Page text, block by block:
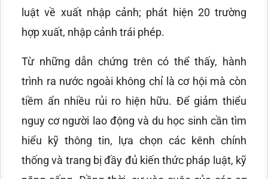
luật về xuất nhập cảnh; phát hiện 20 trường
hợp xuất, nhập cảnh trái phép.
Từ những dẫn chứng trên có thể thấy, hành
trình ra nước ngoài không chỉ là cơ hội mà còn
tiềm ẩn nhiều rủi ro hiện hữu. Để giảm thiểu
nguy cơ người lao động và du học sinh cần tìm
hiểu kỹ thông tin, lựa chọn các kênh chính
thống và trang bị đầy đủ kiến thức pháp luật, kỹ